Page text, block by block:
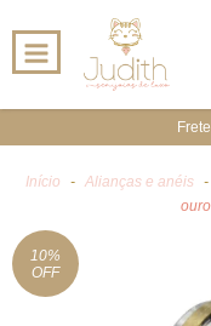
Início - Alianças e anéis -
10%
OFF